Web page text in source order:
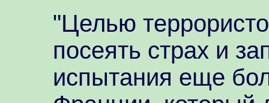
"Целью
посеять страх и
испытания еще